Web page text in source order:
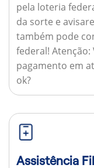
pela loteria
da sorte e
também pode
federal! Atenção:
pagamento em
ok?
Assistência